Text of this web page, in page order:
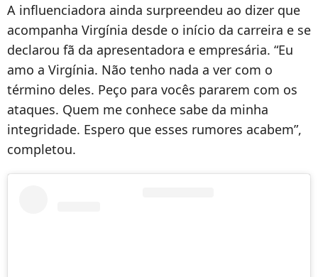
A influenciadora ainda surpreendeu ao dizer que
acompanha Virgínia desde o início da carreira e se
declarou fã da apresentadora e empresária. “Eu
amo a Virgínia. Não tenho nada a ver com o
término deles. Peço para vocês pararem com os
ataques. Quem me conhece sabe da minha
integridade. Espero que esses rumores acabem”,
completou.